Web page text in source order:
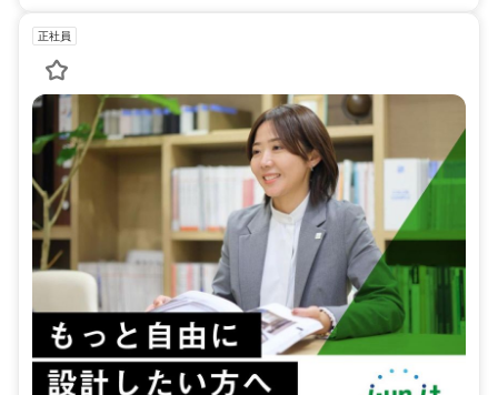
正社員